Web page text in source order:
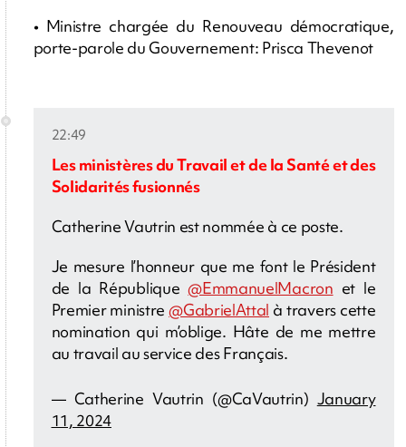
• Ministre chargée du Renouveau démocratique,
porte-parole du Gouvernement: Prisca Thevenot
22:49
Les ministères du Travail et de la Santé et des
Solidarités fusionnés
Catherine Vautrin est nommée à ce poste.
Je mesure l’honneur que me font le Président
de la République@EmmanuelMacron et le
Premier ministre@GabrielAttal à travers cette
nomination qui m’oblige. Hâte de me mettre
au travail au service des Français.
— Catherine Vautrin (@CaVautrin) January
11, 2024